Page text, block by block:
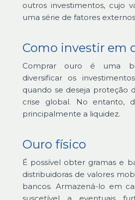
outros investimentos, cujo
uma série de fatores
Como investir em
Comprar ouro é uma
diversificar os
quando se deseja proteção
crise global. No entanto,
principalmente a liquidez.
Ouro físico
É possível obter gramas e
distribuidoras de valores
bancos. Armazená-lo em